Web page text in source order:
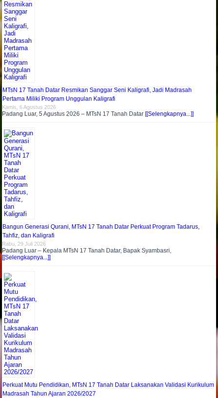
MTsN 17 Tanah Datar Resmikan Sanggar Seni Kaligrafi, Jadi Madrasah
Pertama Miliki Program Unggulan Kaligrafi
Kamis, 6 Agustus 2026
Padang Luar, 5 Agustus 2026 – MTsN 17 Tanah Datar[[Selengkapnya...]]
Bangun Generasi Qurani, MTsN 17 Tanah Datar Perkuat Program Tadarus,
Tahfiz, dan Kaligrafi
Rabu, 29 Juli 2026
Padang Luar – Kepala MTsN 17 Tanah Datar, Bapak Syambasri,
[[Selengkapnya...]]
Perkuat Mutu Pendidikan, MTsN 17 Tanah Datar Laksanakan Validasi Kurikulum
Madrasah Tahun Ajaran 2026/2027